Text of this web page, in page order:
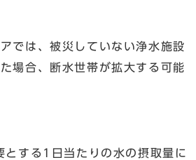
では、被災していない浄水施設
場合、断水世帯が拡大する可能
する1日当たりの水の摂取量に